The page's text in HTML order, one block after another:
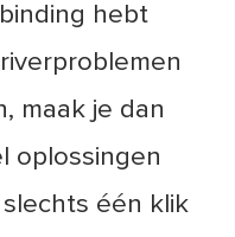
hebt
maak je dan
oplossingen
één klik